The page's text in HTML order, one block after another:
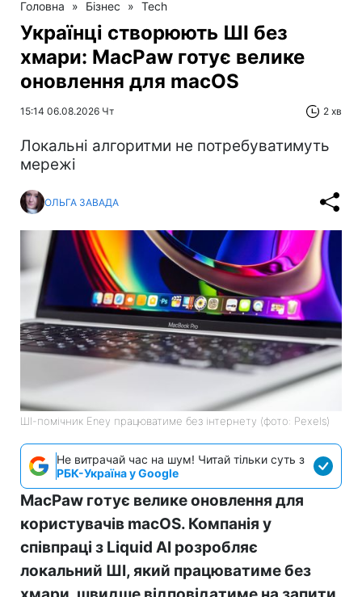
Головна » Бізнес » Tech
Українці створюють ШІ без
хмари: MacPaw готує велике
оновлення для macOS
15:14 06.08.2026 Чт 2 хв
Локальні алгоритми не потребуватимуть
мережі
ОЛЬГА ЗАВАДА
ШІ-помічник Eney працюватиме без інтернету (фото: Pexels)
Не витрачай час на шум! Читай тільки суть з
РБК-Україна у Google
MacPaw готує велике оновлення для
користувачів macOS. Компанія у
співпраці з Liquid AI розробляє
локальний ШІ, який працюватиме без